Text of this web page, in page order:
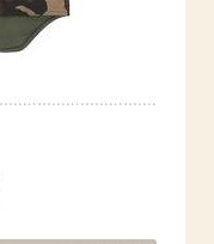
du
produit